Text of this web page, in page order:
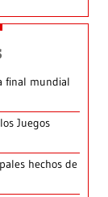
final mundial
Juegos
hechos de